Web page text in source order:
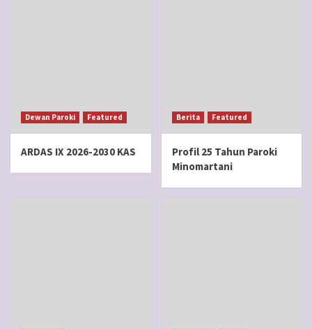
Dewan Paroki Featured
ARDAS IX 2026-2030 KAS
Berita Featured
Profil 25 Tahun Paroki
Minomartani